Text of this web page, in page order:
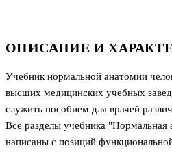
ОПИСАНИЕ И
Учебник нормальной анатомии
высших медицинских учебных
служить пособием для врачей
Все разделы учебника "Нормальная
написаны с позиций